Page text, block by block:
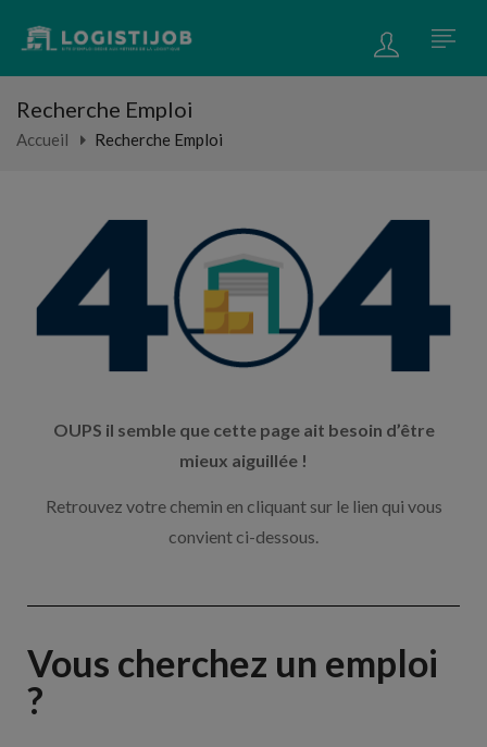
Recherche Emploi
Accueil Recherche Emploi
OUPS il semble que cette page ait besoin d’être
mieux aiguillée !
Retrouvez votre chemin en cliquant sur le lien qui vous
convient ci-dessous.
Vous cherchez un emploi
?